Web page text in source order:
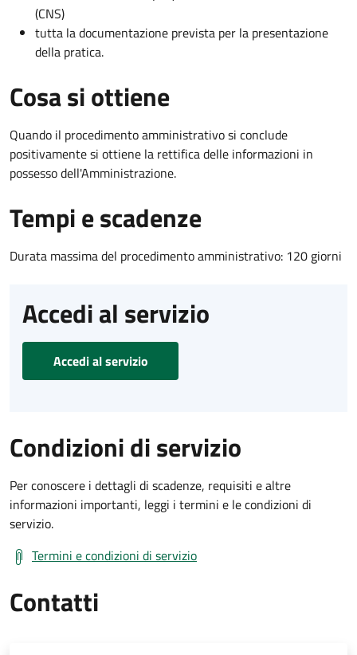
(CNS)
tutta la documentazione prevista per la presentazione
della pratica.
Cosa si ottiene
Quando il procedimento amministrativo si conclude
positivamente si ottiene la rettifica delle informazioni in
possesso dell'Amministrazione.
Tempi e scadenze
Durata massima del procedimento amministrativo: 120 giorni
Accedi al servizio
Accedi al servizio
Condizioni di servizio
Per conoscere i dettagli di scadenze, requisiti e altre
informazioni importanti, leggi i termini e le condizioni di
servizio.
Termini e condizioni di servizio
Contatti